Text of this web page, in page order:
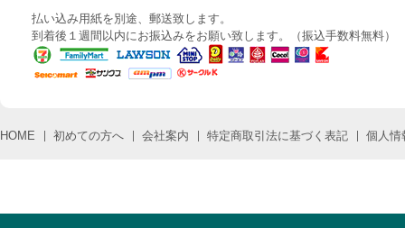
払い込み用紙を別途、郵送致します。
到着後１週間以内にお振込みをお願い致します。（振込手数料無料）
HOME 初めての方へ 会社案内 特定商取引法に基づく表記 個人情